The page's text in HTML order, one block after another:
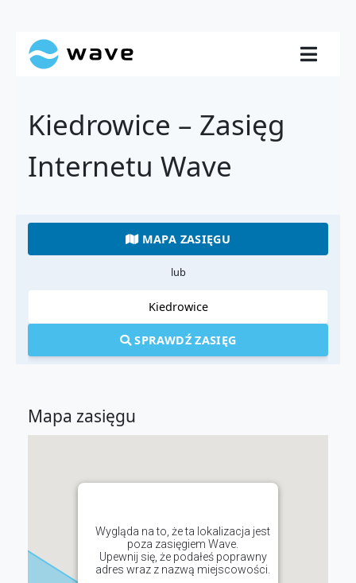
Kiedrowice – Zasięg
Internetu Wave
MAPA ZASIĘGU
lub
SPRAWDŹ ZASIĘG
Mapa zasięgu
Wygląda na to, że ta lokalizacja jest
poza zasięgiem Wave.
Upewnij się, że podałeś poprawny
adres wraz z nazwą miejscowości.